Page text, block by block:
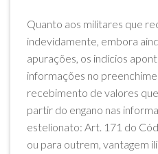
Quanto aos militares que
indevidamente, embora
apurações, os indícios
informações no
recebimento de valores
partir do engano nas
estelionato: Art. 171 do
ou para outrem, vantagem